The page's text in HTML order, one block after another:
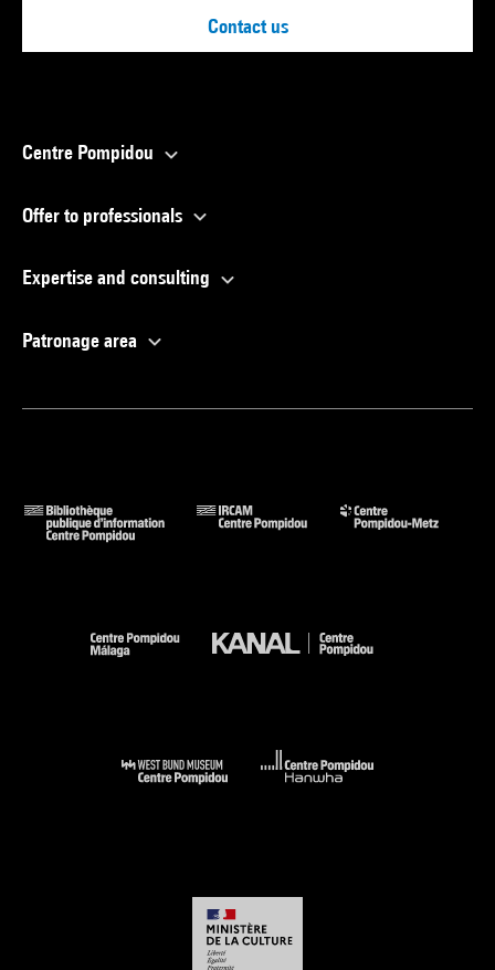
Contact us
Centre Pompidou
Offer to professionals
Expertise and consulting
Patronage area